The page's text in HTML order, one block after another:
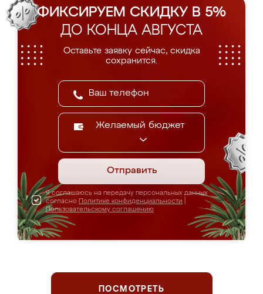
ФИКСИРУЕМ СКИДКУ В 5%
ДО КОНЦА АВГУСТА
Оставьте заявку сейчас, скидка
сохранится.
Желаемый бюджет
Отправить
Я соглашаюсь на передачу персональных данных
согласно Политике конфиденциальности
Пользовательскому соглашению
ПОСМОТРЕТЬ